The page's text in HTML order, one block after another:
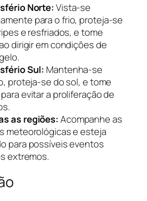
Norte:Vista-se
para o frio, proteja-se
e resfriados, e tome
dirigir em condições de
Sul: Mantenha-se
proteja-se do sol, e tome
evitar a proliferação de
as regiões:Acompanhe as
meteorológicas e esteja
para possíveis eventos
extremos.